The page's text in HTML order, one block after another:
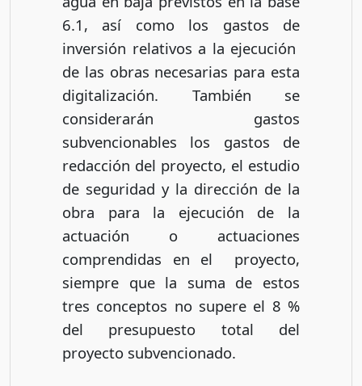
6.1, así como los gastos de
inversión relativos a la ejecución
de las obras necesarias para esta
digitalización. También se
considerarán gastos
subvencionables los gastos de
redacción del proyecto, el estudio
de seguridad y la dirección de la
obra para la ejecución de la
actuación o actuaciones
comprendidas en el proyecto,
siempre que la suma de estos
tres conceptos no supere el 8 %
del presupuesto total del
proyecto subvencionado.